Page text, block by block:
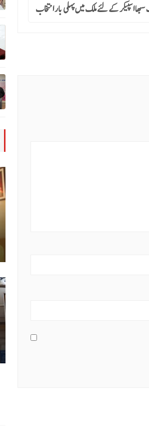
اسپیکر کے لئے ملک میں پہلی بار انتخاب